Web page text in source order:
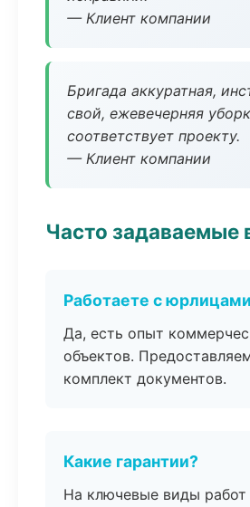
— Клиент компании
Бригада аккуратная,
свой, ежевечерняя
соответствует проекту.
— Клиент компании
Часто задаваемые
Работаете с
Да, есть опыт
объектов.
комплект документов.
Какие гарантии?
На ключевые виды